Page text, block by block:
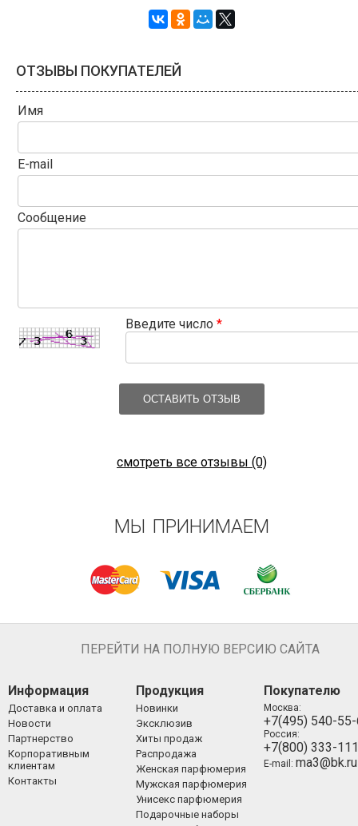
ОТЗЫВЫ ПОКУПАТЕЛЕЙ
Имя
E-mail
Сообщение
Введите число *
ОСТАВИТЬ ОТЗЫВ
смотреть все отзывы (0)
МЫ ПРИНИМАЕМ
ПЕРЕЙТИ НА ПОЛНУЮ ВЕРСИЮ САЙТА
Информация
Доставка и оплата
Новости
Партнерство
Корпоративным
клиентам
Контакты
Продукция
Новинки
Эксклюзив
Хиты продаж
Распродажа
Женская парфюмерия
Мужская парфюмерия
Унисекс парфюмерия
Подарочные наборы
Покупателю
Москва:
+7(495) 540-
Россия:
+7(800) 333-
E-mail: ma3@bk.ru